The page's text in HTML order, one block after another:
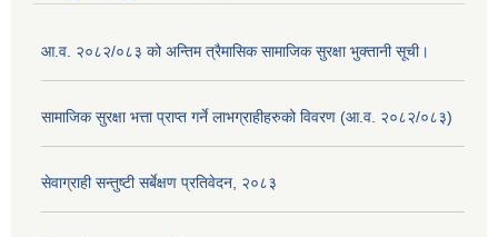
आ.व. २०८२/०८३ को अन्तिम त्रैमासिक सामाजिक सुरक्षा भुक्तानी सूची।
सामाजिक सुरक्षा भत्ता प्राप्त गर्ने लाभग्राहीहरुको विवरण (आ.व. २०८२/०८३)
सेवाग्राही सन्तुष्टी सर्बेक्षण प्रतिवेदन, २०८३